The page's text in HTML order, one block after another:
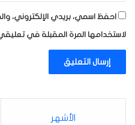
احفظ اسمي، بريدي الإلكتروني،
لاستخدامها المرة المقبلة في
الأشهر